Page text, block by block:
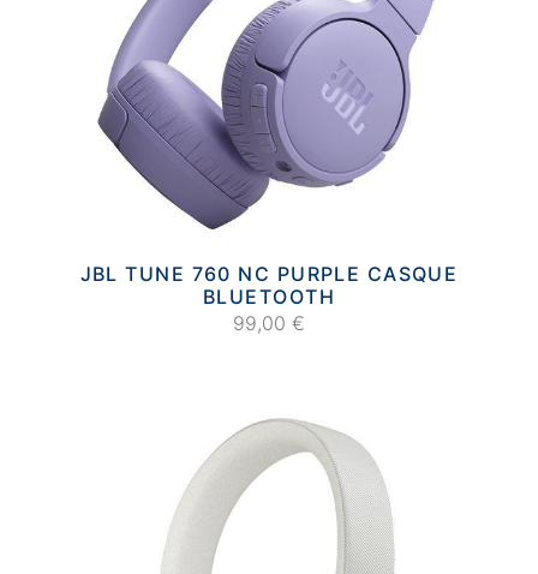
JBL TUNE 760 NC PURPLE CASQUE
BLUETOOTH
99,00 €